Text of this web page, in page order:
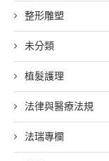
整形雕塑
未分類
植髮護理
法律與醫療法規
法瑞專欄